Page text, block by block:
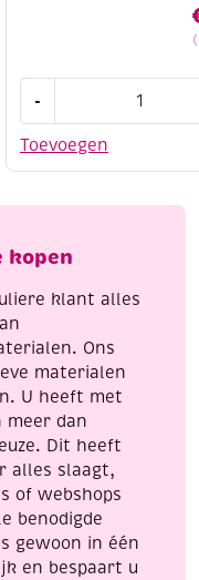
Toevoegen
-
30cm
kopen
klant alles
Ons
materialen
U heeft met
dan
Dit heeft
alles slaagt,
of webshops
benodigde
gewoon in één
en bespaart u